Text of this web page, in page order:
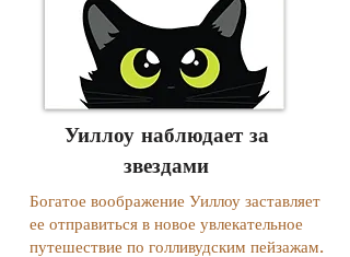
Уиллоу наблюдает за
звездами
Богатое воображение Уиллоу заставляет
ее отправиться в новое увлекательное
путешествие по голливудским пейзажам.